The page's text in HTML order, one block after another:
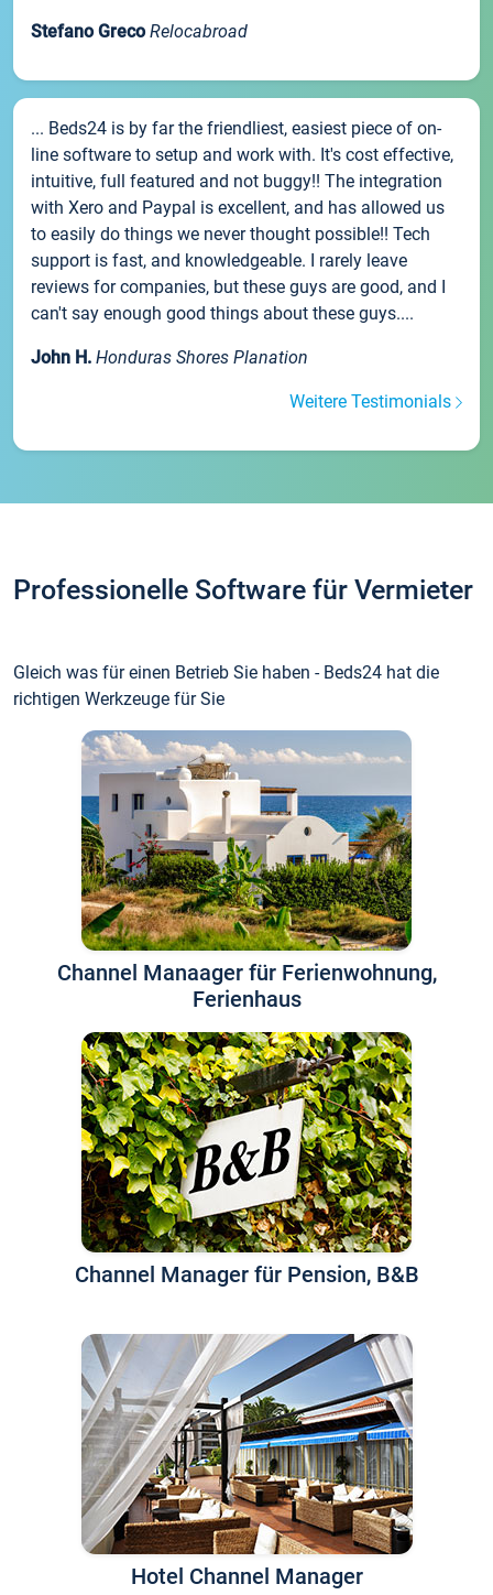
Stefano Greco Relocabroad
... Beds24 is by far the friendliest, easiest piece of on-
line software to setup and work with. It's cost effective,
intuitive, full featured and not buggy!! The integration
with Xero and Paypal is excellent, and has allowed us
to easily do things we never thought possible!! Tech
support is fast, and knowledgeable. I rarely leave
reviews for companies, but these guys are good, and I
can't say enough good things about these guys....
John H. Honduras Shores Planation
Weitere Testimonials
Professionelle Software für Vermieter
Gleich was für einen Betrieb Sie haben - Beds24 hat die
richtigen Werkzeuge für Sie
Channel Manaager für Ferienwohnung,
Ferienhaus
Channel Manager für Pension, B&B
Hotel Channel Manager